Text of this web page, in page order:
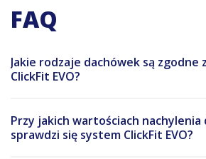
FAQ
Jakie rodzaje dachówek są zgodne
ClickFit EVO?
Przy jakich wartościach nachylenia
sprawdzi się system ClickFit EVO?